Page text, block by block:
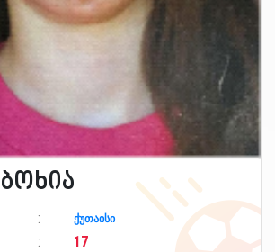
ქუთაისი
17